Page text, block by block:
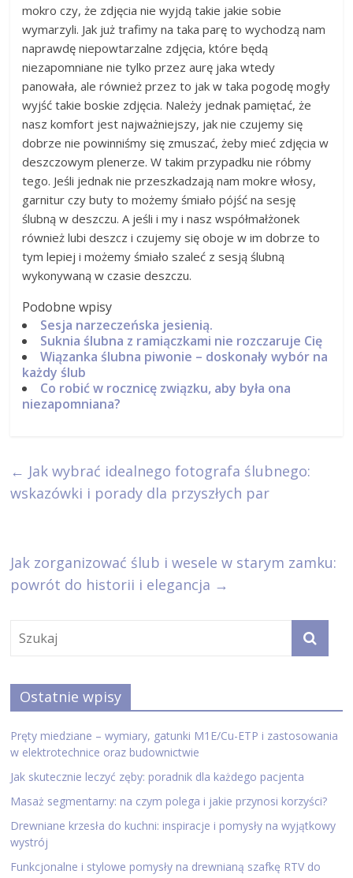
mokro czy, że zdjęcia nie wyjdą takie jakie sobie
wymarzyli. Jak już trafimy na taka parę to wychodzą nam
naprawdę niepowtarzalne zdjęcia, które będą
niezapomniane nie tylko przez aurę jaka wtedy
panowała, ale również przez to jak w taka pogodę mogły
wyjść takie boskie zdjęcia. Należy jednak pamiętać, że
nasz komfort jest najważniejszy, jak nie czujemy się
dobrze nie powinniśmy się zmuszać, żeby mieć zdjęcia w
deszczowym plenerze. W takim przypadku nie róbmy
tego. Jeśli jednak nie przeszkadzają nam mokre włosy,
garnitur czy buty to możemy śmiało pójść na sesję
ślubną w deszczu. A jeśli i my i nasz współmałżonek
również lubi deszcz i czujemy się oboje w im dobrze to
tym lepiej i możemy śmiało szaleć z sesją ślubną
wykonywaną w czasie deszczu.
Podobne wpisy
Sesja narzeczeńska jesienią.
Suknia ślubna z ramiączkami nie rozczaruje Cię
Wiązanka ślubna piwonie – doskonały wybór na
każdy ślub
Co robić w rocznicę związku, aby była ona
niezapomniana?
← Jak wybrać idealnego fotografa ślubnego:
wskazówki i porady dla przyszłych par
Jak zorganizować ślub i wesele w starym zamku:
powrót do historii i elegancja →
Ostatnie wpisy
Pręty miedziane – wymiary, gatunki M1E/Cu-ETP i zastosowania
w elektrotechnice oraz budownictwie
Jak skutecznie leczyć zęby: poradnik dla każdego pacjenta
Masaż segmentarny: na czym polega i jakie przynosi korzyści?
Drewniane krzesła do kuchni: inspiracje i pomysły na wyjątkowy
wystrój
Funkcjonalne i stylowe pomysły na drewnianą szafkę RTV do